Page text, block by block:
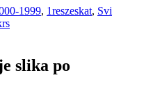
1999, 1reszeskat, Svi
slika po